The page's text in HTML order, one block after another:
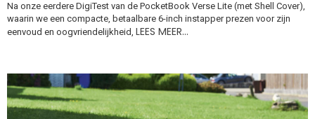
Na onze eerdere DigiTest van de PocketBook Verse Lite (met Shell Cover),
waarin we een compacte, betaalbare 6-inch instapper prezen voor zijn
eenvoud en oogvriendelijkheid, LEES MEER…